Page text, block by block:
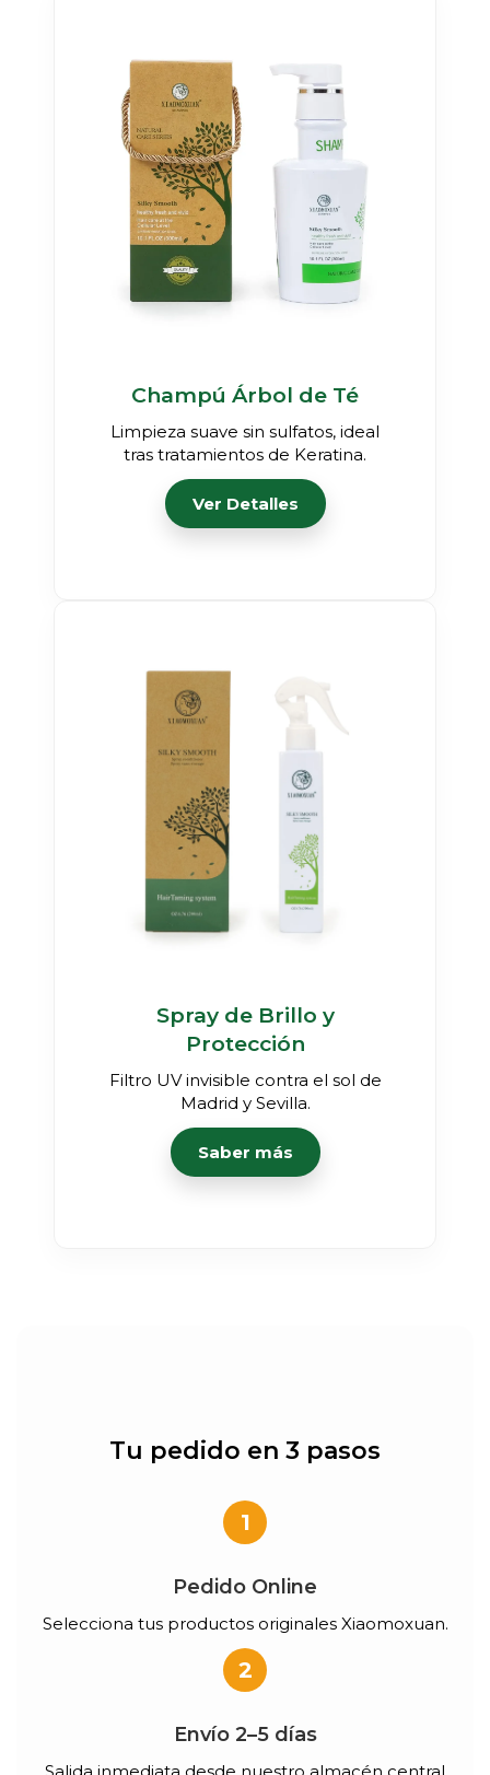
Champú Árbol de Té
Limpieza suave sin sulfatos, ideal
tras tratamientos de Keratina.
Ver Detalles
Spray de Brillo y
Protección
Filtro UV invisible contra el sol de
Madrid y Sevilla.
Saber más
Tu pedido en 3 pasos
1
Pedido Online
Selecciona tus productos originales Xiaomoxuan.
2
Envío 2–5 días